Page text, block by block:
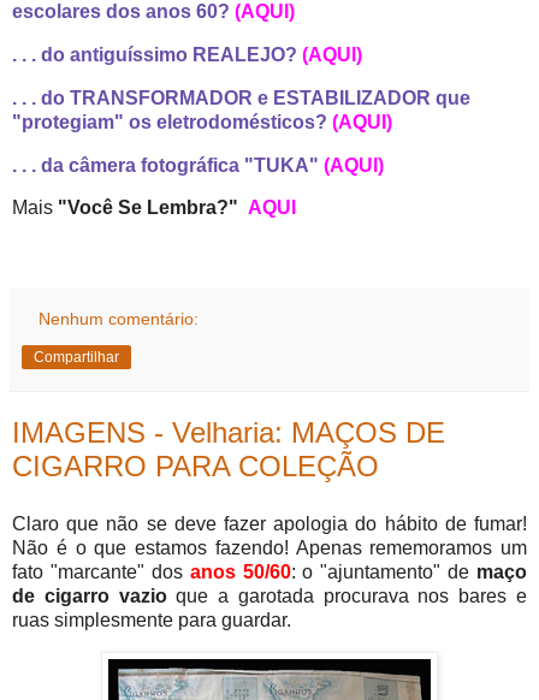
escolares dos anos 60? (AQUI)
. . . do antiguíssimo REALEJO? (AQUI)
. . . do TRANSFORMADOR e ESTABILIZADOR que
"protegiam" os eletrodomésticos? (AQUI)
. . . da câmera fotográfica "TUKA" (AQUI)
Mais "Você Se Lembra?" AQUI
Nenhum comentário:
Compartilhar
IMAGENS - Velharia: MAÇOS DE
CIGARRO PARA COLEÇÃO
Claro que não se deve fazer apologia do hábito de fumar!
Não é o que estamos fazendo! Apenas rememoramos um
fato "marcante" dos anos 50/60: o "ajuntamento" de maço
de cigarro vazioque a garotada procurava nos bares e
ruas simplesmente para guardar.